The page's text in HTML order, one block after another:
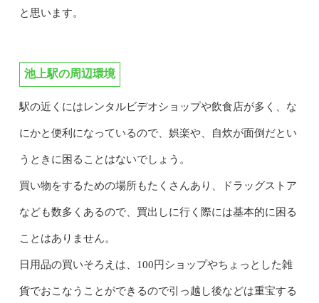
と思います。
池上駅の周辺環境
駅の近くにはレンタルビデオショップや飲食店が多く、な
にかと便利になっているので、娯楽や、自炊が面倒だとい
うときに困ることはないでしょう。
買い物をするための場所もたくさんあり、ドラッグストア
なども数多くあるので、買出しに行く際には基本的に困る
ことはありません。
日用品の買いそろえは、100円ショップやちょっとした雑
貨でおこなうことができるので引っ越し後などは重宝する